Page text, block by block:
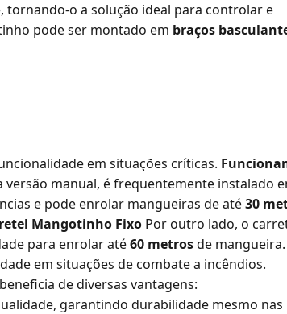
tornando-o a solução ideal para controlar e
pode ser montado em braços
em situações críticas.
manual, é frequentemente instalado
e pode enrolar mangueiras de até30
Mangotinho Fixo Por outro lado, o
para enrolar até60 metrosde mangueira.
em situações de combate a incêndios.
de diversas vantagens:
garantindo durabilidade mesmo nas